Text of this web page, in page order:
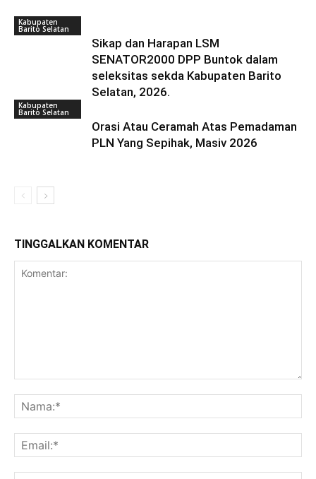
Kabupaten
Barito Selatan
Sikap dan Harapan LSM
SENATOR2000 DPP Buntok dalam
seleksitas sekda Kabupaten Barito
Selatan, 2026.
Kabupaten
Barito Selatan
Orasi Atau Ceramah Atas Pemadaman
PLN Yang Sepihak, Masiv 2026
TINGGALKAN KOMENTAR